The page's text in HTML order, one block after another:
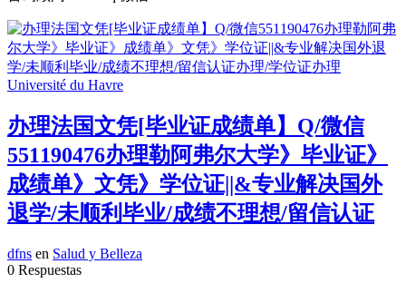
办理法国文凭[毕业证成绩单】Q/微信
551190476办理勒阿弗尔大学》毕业证》
成绩单》文凭》学位证||&专业解决国外
退学/未顺利毕业/成绩不理想/留信认证
dfns en Salud y Belleza
0 Respuestas